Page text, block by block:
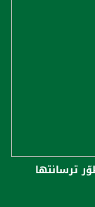
ترسانتها